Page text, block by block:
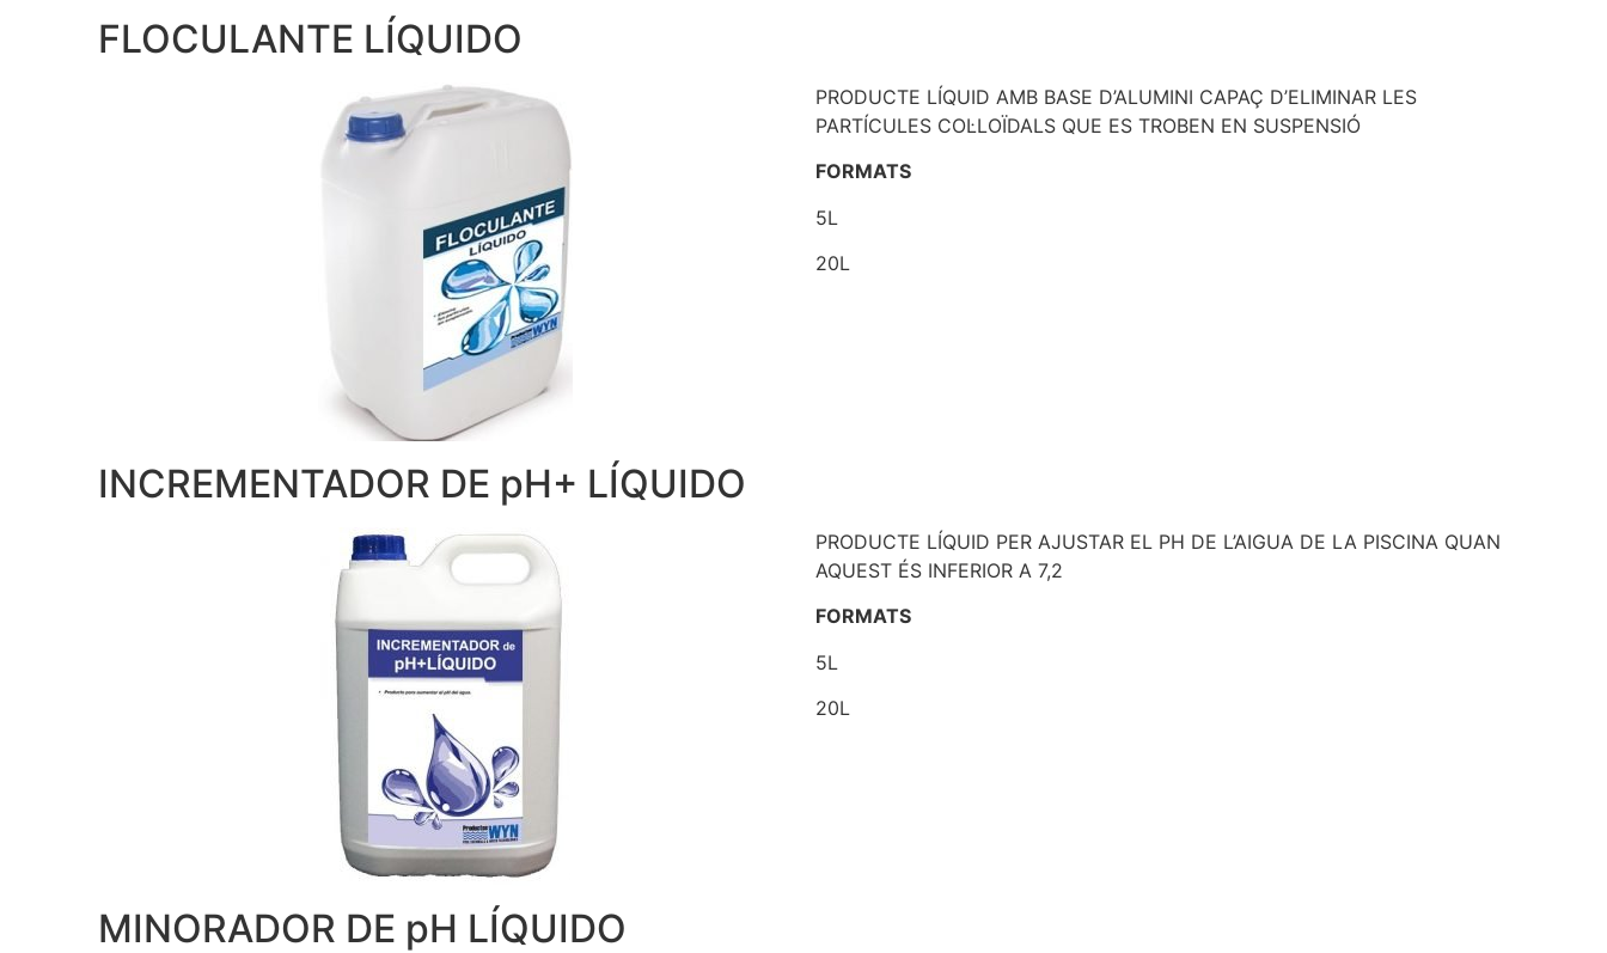
FLOCULANTE LÍQUIDO
PRODUCTE LÍQUID AMB BASE D’ALUMINI CAPAÇ D’ELIMINAR LES
PARTÍCULES COL·LOÏDALS QUE ES TROBEN EN SUSPENSIÓ
FORMATS
5L
20L
INCREMENTADOR DE pH+ LÍQUIDO
PRODUCTE LÍQUID PER AJUSTAR EL PH DE L’AIGUA DE LA PISCINA QUAN
AQUEST ÉS INFERIOR A 7,2
FORMATS
5L
20L
MINORADOR DE pH LÍQUIDO